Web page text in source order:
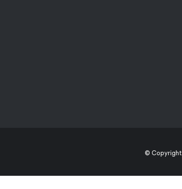
© Copyright